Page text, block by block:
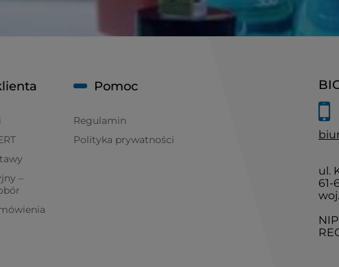
ul.
61-
–
Pomoc
Regulamin
Polityka prywatności